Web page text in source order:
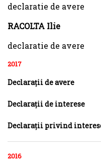
declaratie de
RACOLTA Ilie
declaratie de
2017
Declaraţii de avere
Declaraţii de interese
Declaraţii privind
2016